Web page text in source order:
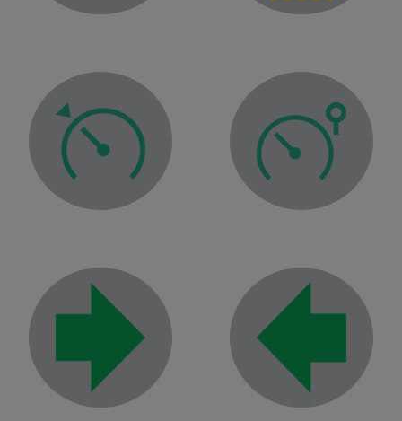
Tyre under-inflation warning light
Speed limiter warning light
control warning light
Left-hand direction indicator tell-tale
indicator tell-tale